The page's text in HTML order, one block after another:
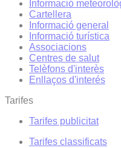
Informació
Cartellera
Informació general
Informació turística
Associacions
Centres de salut
Telèfons d'interès
Enllaços d'interés
Tarifes
Tarifes publicitat
Tarifes classificats